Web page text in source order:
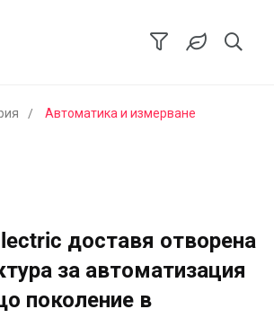
Автоматика и измерване
доставя отворена
за автоматизация
поколение в